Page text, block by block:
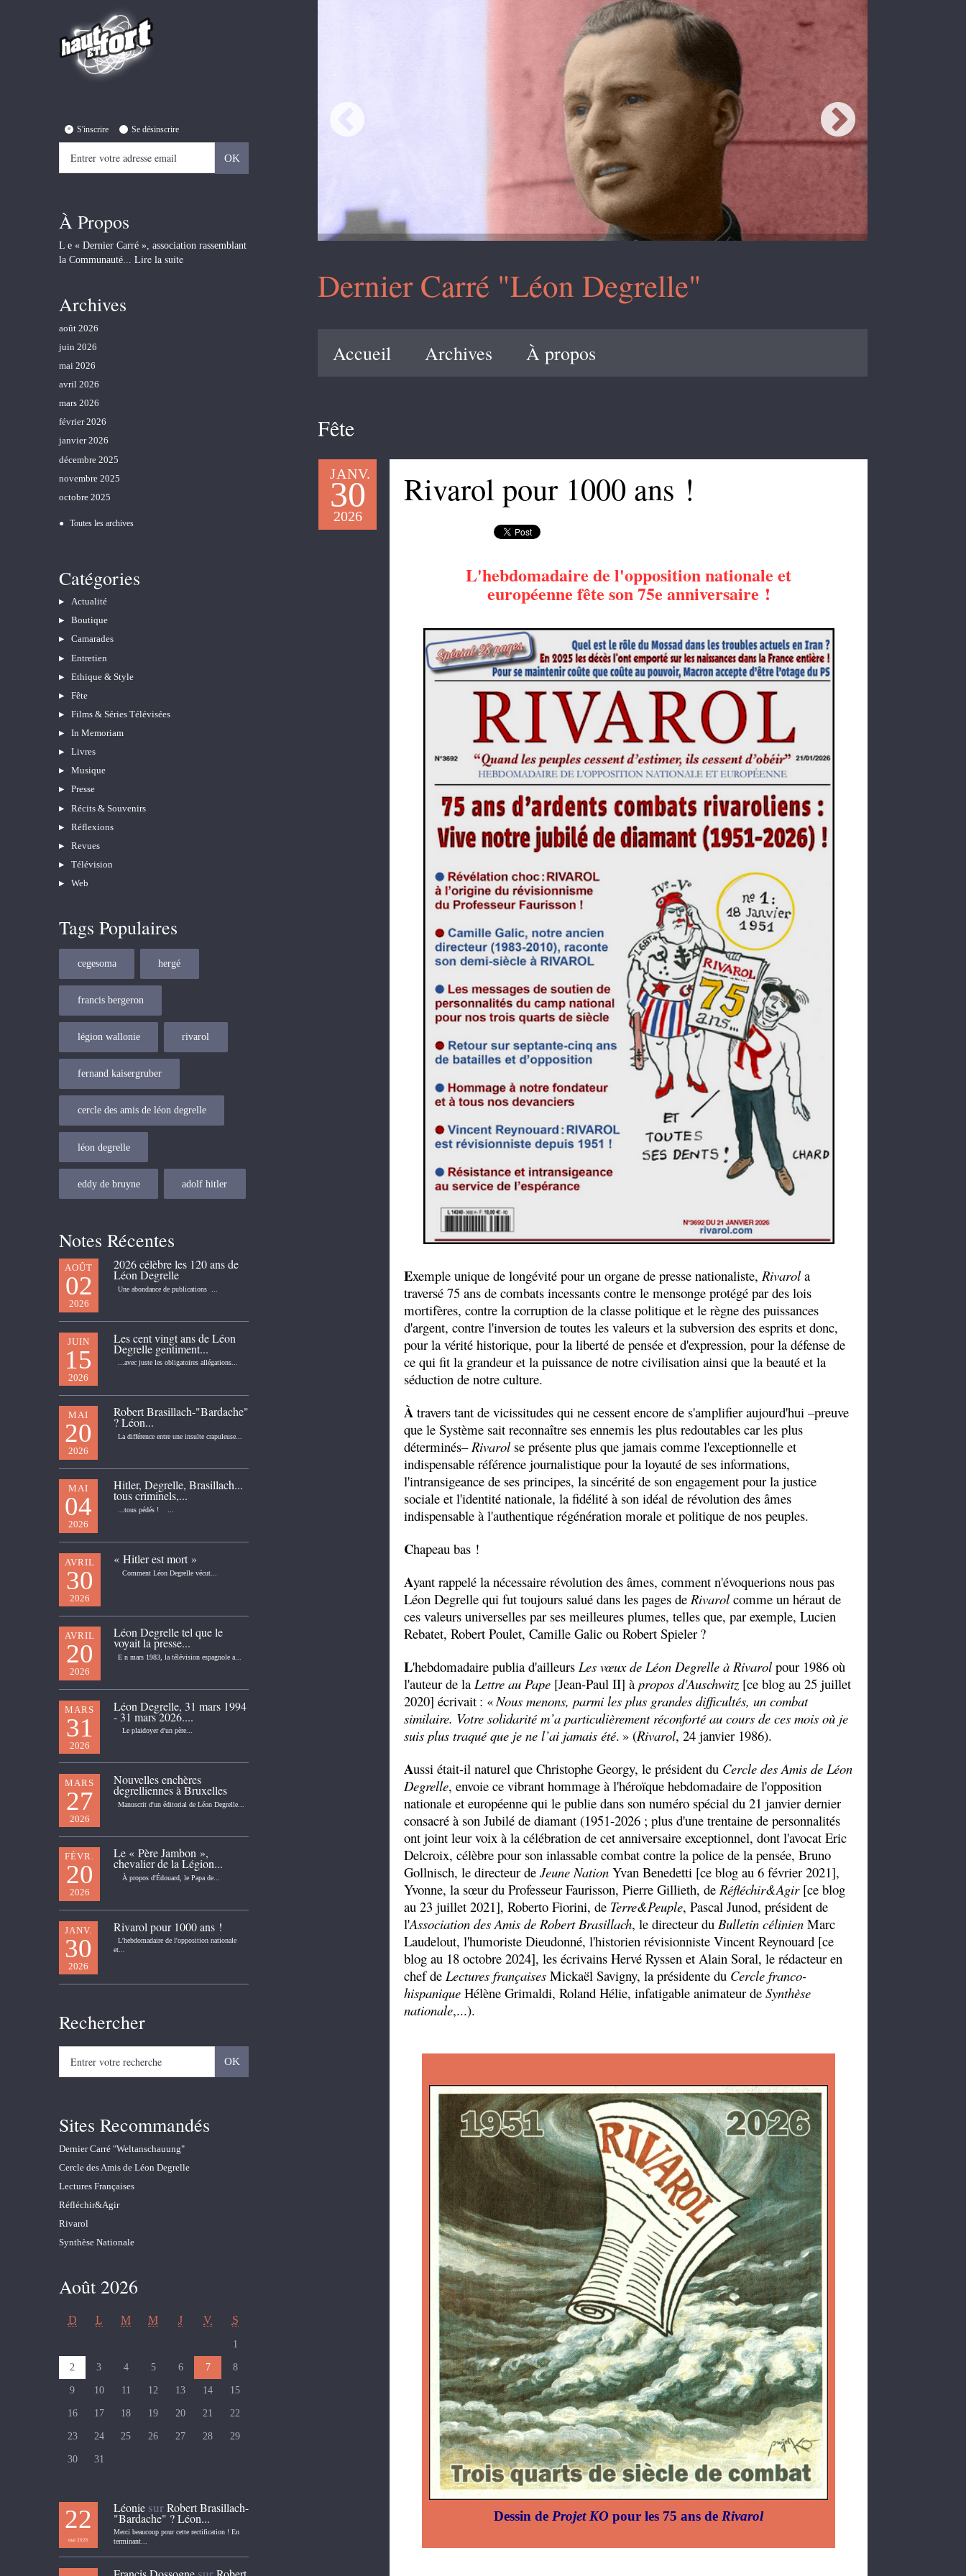
S'inscrire Se désinscrire
À Propos
L e « Dernier Carré », association rassemblant
la Communauté... Lire la suite
Archives
août 2026
juin 2026
mai 2026
avril 2026
mars 2026
février 2026
janvier 2026
décembre 2025
novembre 2025
octobre 2025
Toutes les archives
Catégories
Actualité
Boutique
Camarades
Entretien
Ethique & Style
Fête
Films & Séries Télévisées
In Memoriam
Livres
Musique
Presse
Récits & Souvenirs
Réflexions
Revues
Télévision
Web
Tags Populaires
cegesoma hergé
francis bergeron
légion wallonie rivarol
fernand kaisergruber
cercle des amis de léon degrelle
léon degrelle
eddy de bruyne adolf hitler
Notes Récentes
AOÛT
02
2026
2026 célèbre les 120 ans de
Léon Degrelle
Une abondance de publications ...
JUIN
15
2026
Les cent vingt ans de Léon
Degrelle gentiment...
...avec juste les obligatoires allégations...
MAI
20
2026
Robert Brasillach-"Bardache"
? Léon...
La différence entre une insulte crapuleuse...
MAI
04
2026
Hitler, Degrelle, Brasillach...
tous criminels,...
...tous pédés ! ...
AVRIL
30
2026
« Hitler est mort »
Comment Léon Degrelle vécut...
AVRIL
20
2026
Léon Degrelle tel que le
voyait la presse...
E n mars 1983, la télévision espagnole a...
MARS
31
2026
Léon Degrelle, 31 mars 1994
- 31 mars 2026....
Le plaidoyer d'un père...
MARS
27
2026
Nouvelles enchères
degrelliennes à Bruxelles
Manuscrit d'un éditorial de Léon Degrelle...
FÉVR.
20
2026
Le « Père Jambon »,
chevalier de la Légion...
À propos d'Édouard, le Papa de...
JANV.
30
2026
Rivarol pour 1000 ans !
L'hebdomadaire de l'opposition nationale
et...
Rechercher
Sites Recommandés
Dernier Carré "Weltanschauung"
Cercle des Amis de Léon Degrelle
Lectures Françaises
Réfléchir&Agir
Rivarol
Synthèse Nationale
Août 2026
D L M M J V S
1
2 3 4 5 6 7 8
9 10 11 12 13 14 15
16 17 18 19 20 21 22
23 24 25 26 27 28 29
30 31
22
mai 2026
LéoniesurRobert Brasillach-
"Bardache" ? Léon...
Merci beaucoup pour cette rectification ! En
terminant...
Dernier Carré "Léon Degrelle"
Accueil Archives À propos
Fête
JANV.
30
2026
Rivarol pour 1000 ans !
L'hebdomadaire de l'opposition nationale et
européenne fête son 75e anniversaire !
Exemple unique de longévité pour un organe de presse nationaliste,Rivarola
traversé 75 ans de combats incessants contre le mensonge protégé par des lois
mortifères, contre la corruption de la classe politique et le règne des puissances
d'argent, contre l'inversion de toutes les valeurs et la subversion des esprits et donc,
pour la vérité historique, pour la liberté de pensée et d'expression, pour la défense de
ce qui fit la grandeur et la puissance de notre civilisation ainsi que la beauté et la
séduction de notre culture.
À travers tant de vicissitudes qui ne cessent encore de s'amplifier aujourd'hui –preuve
que le Système sait reconnaître ses ennemis les plus redoutables car les plus
déterminés–Rivarolse présente plus que jamais comme l'exceptionnelle et
indispensable référence journalistique pour la loyauté de ses informations,
l'intransigeance de ses principes, la sincérité de son engagement pour la justice
sociale et l'identité nationale, la fidélité à son idéal de révolution des âmes
indispensable à l'authentique régénération morale et politique de nos peuples.
Chapeau bas !
Ayant rappelé la nécessaire révolution des âmes, comment n'évoquerions nous pas
Léon Degrelle qui fut toujours salué dans les pages deRivarolcomme un héraut de
ces valeurs universelles par ses meilleures plumes, telles que, par exemple, Lucien
Rebatet, Robert Poulet, Camille Galic ou Robert Spieler ?
L'hebdomadaire publia d'ailleursLes vœux de Léon Degrelle à Rivarolpour 1986 où
l'auteur de laLettre au Pape [Jean-Paul II] àpropos d'Auschwitz [ce blog au 25 juillet
2020] écrivait : «Nous menons, parmi les plus grandes difficultés, un combat
similaire. Votre solidarité m’a particulièrement réconforté au cours de ces mois où je
suis plus traqué que je ne l’ai jamais été. » (Rivarol, 24 janvier 1986).
Aussi était-il naturel que Christophe Georgy, le président du Cercle des Amis de Léon
Degrelle, envoie ce vibrant hommage à l'héroïque hebdomadaire de l'opposition
nationale et européenne qui le publie dans son numéro spécial du 21 janvier dernier
consacré à son Jubilé de diamant (1951-2026 ; plus d'une trentaine de personnalités
ont joint leur voix à la célébration de cet anniversaire exceptionnel, dont l'avocat Eric
Delcroix, célèbre pour son inlassable combat contre la police de la pensée, Bruno
Gollnisch, le directeur deJeune Nation Yvan Benedetti [ce blog au 6 février 2021],
Yvonne, la sœur du Professeur Faurisson, Pierre Gillieth, deRéfléchir&Agir[ce blog
au 23 juillet 2021], Roberto Fiorini, de Terre&Peuple, Pascal Junod, président de
l'Association des Amis de Robert Brasillach, le directeur duBulletin célinien Marc
Laudelout, l'humoriste Dieudonné, l'historien révisionniste Vincent Reynouard [ce
blog au 18 octobre 2024], les écrivains Hervé Ryssen et Alain Soral, le rédacteur en
chef deLectures françaises Mickaël Savigny, la présidente du Cercle franco-
hispanique Hélène Grimaldi, Roland Hélie, infatigable animateur deSynthèse
nationale,...).
Dessin de Projet KO pour les 75 ans de Rivarol